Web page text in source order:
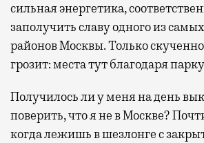
сильная энергетика,
заполучить славу одного из
районов Москвы. Только
грозит: места тут благодаря
Получилось ли у меня на день
поверить, что я не в Москве?
когда лежишь в шезлонге с